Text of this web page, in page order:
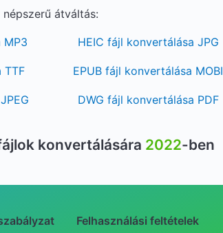
átváltás:
MP3 HEIC fájl konvertálása JPG
TTF EPUB fájl konvertálása MOBI
DWG fájl konvertálása PDF
konvertálására 2022-ben
Felhasználási feltételek